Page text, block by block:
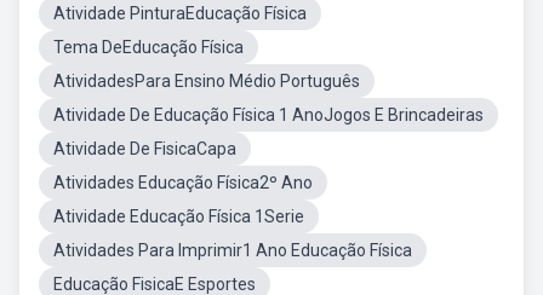
Atividade PinturaEducação Física
Tema DeEducação Física
AtividadesPara Ensino Médio Português
Atividade De Educação Física 1 AnoJogos E Brincadeiras
Atividade De FisicaCapa
Atividades Educação Física2º Ano
Atividade Educação Física 1Serie
Atividades Para Imprimir1 Ano Educação Física
Educação FisicaE Esportes